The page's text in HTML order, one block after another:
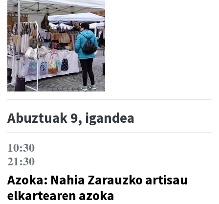
Abuztuak 9, igandea
10:30
21:30
Azoka: Nahia Zarauzko artisau
elkartearen azoka